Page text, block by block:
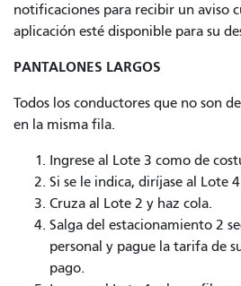
notificaciones para recibir un aviso
aplicación esté disponible para su
PANTALONES LARGOS
Todos los conductores que no son
en la misma fila.
Ingrese al Lote 3 como de
Si se le indica, diríjase al Lote
Cruza al Lote 2 y haz cola.
Salga del estacionamiento 2
personal y pague la tarifa de
pago.